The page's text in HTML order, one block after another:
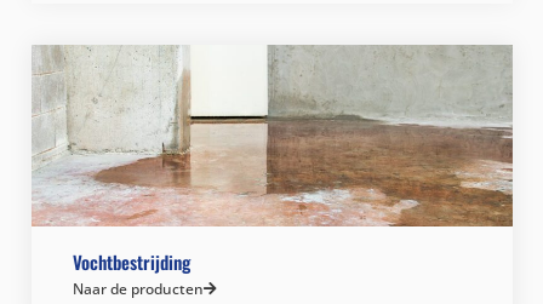
Vochtbestrijding
Naar de producten